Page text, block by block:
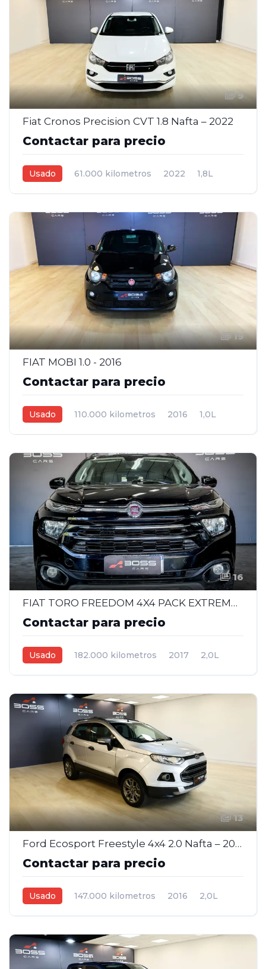
9
Fiat Cronos Precision CVT 1.8 Nafta – 2022
Contactar para precio
Usado 61.000 kilometros 2022
1,8L
19
FIAT MOBI 1.0 - 2016
Contactar para precio
Usado 110.000 kilometros 2016
1,0L
16
FIAT TORO FREEDOM 4X4 PACK EXTREME MT 2.0 - 2017
Contactar para precio
Usado 182.000 kilometros 2017
2,0L
13
Ford Ecosport Freestyle 4x4 2.0 Nafta – 2016
Contactar para precio
Usado 147.000 kilometros 2016
2,0L